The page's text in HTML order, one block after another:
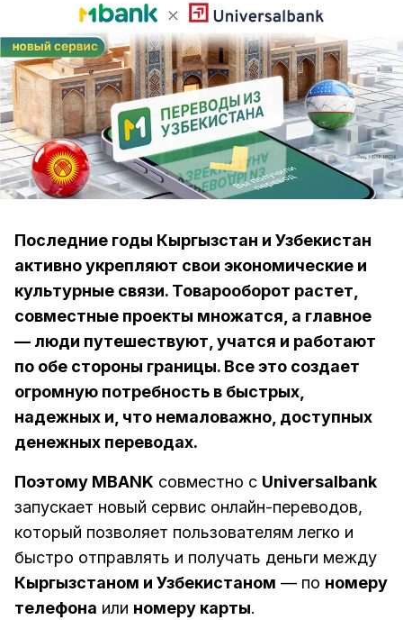
Последние годы Кыргызстан и Узбекистан
активно укрепляют свои экономические и
культурные связи. Товарооборот растет,
совместные проекты множатся, а главное
— люди путешествуют, учатся и работают
по обе стороны границы. Все это создает
огромную потребность в быстрых,
надежных и, что немаловажно, доступных
денежных переводах.
Поэтому MBANK совместно с Universalbank
запускает новый сервис онлайн-переводов,
который позволяет пользователям легко и
быстро отправлять и получать деньги между
Кыргызстаном и Узбекистаном — по номеру
телефона или номеру карты.